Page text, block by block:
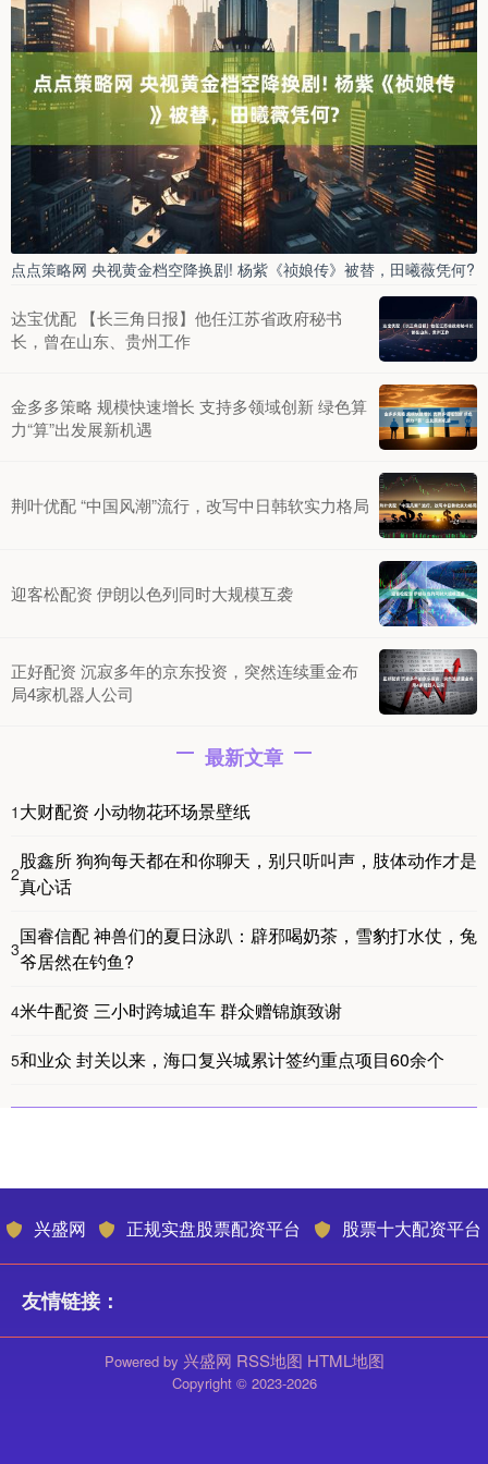
点点策略网 央视黄金档空降换剧! 杨紫《祯娘传》被替，田曦薇凭何?
达宝优配 【长三角日报】他任江苏省政府秘书
长，曾在山东、贵州工作
金多多策略 规模快速增长 支持多领域创新 绿色算
力“算”出发展新机遇
荆叶优配 “中国风潮”流行，改写中日韩软实力格局
迎客松配资 伊朗以色列同时大规模互袭
正好配资 沉寂多年的京东投资，突然连续重金布
局4家机器人公司
最新文章
1 大财配资 小动物花环场景壁纸
2
股鑫所 狗狗每天都在和你聊天，别只听叫声，肢体动作才是
真心话
3
国睿信配 神兽们的夏日泳趴：辟邪喝奶茶，雪豹打水仗，兔
爷居然在钓鱼?
4米牛配资 三小时跨城追车 群众赠锦旗致谢
5和业众 封关以来，海口复兴城累计签约重点项目60余个
兴盛网 正规实盘股票配资平台 股票十大配资平台
友情链接：
Powered by 兴盛网 RSS地图 HTML地图
Copyright © 2023-2026